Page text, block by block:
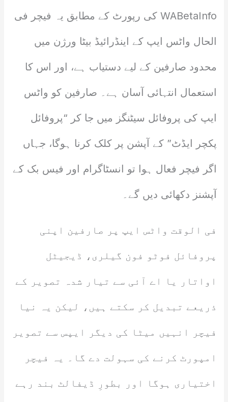
WABetaInfo کی رپورٹ کے مطابق یہ فیچر فی
الحال واٹس ایپ کے اینڈرائیڈ بیٹا ورژن میں
محدود صارفین کے لیے دستیاب ہے، اور اس کا
استعمال انتہائی آسان ہے۔ صارفین کو واٹس
ایپ کی پروفائل سیٹنگز میں جا کر “پروفائل
پکچر ایڈٹ” کے آپشن پر کلک کرنا ہوگا، جہاں
اگر فیچر فعال ہوا تو انسٹاگرام اور فیس بک کے
آپشنز دکھائی دیں گے۔
فی الوقت واٹس ایپ پر صارفین اپنی
پروفائل فوٹو فون گیلری، ڈیجیٹل
اواتار یا اے آئی سے تیار شدہ تصویر کے
ذریعے تبدیل کر سکتے ہیں، لیکن یہ نیا
فیچر انہیں میٹا کی دیگر ایپس سے تصویر
امپورٹ کرنے کی سہولت دے گا۔ یہ فیچر
اختیاری ہوگا اور بطورِ ڈیفالٹ بند رہے